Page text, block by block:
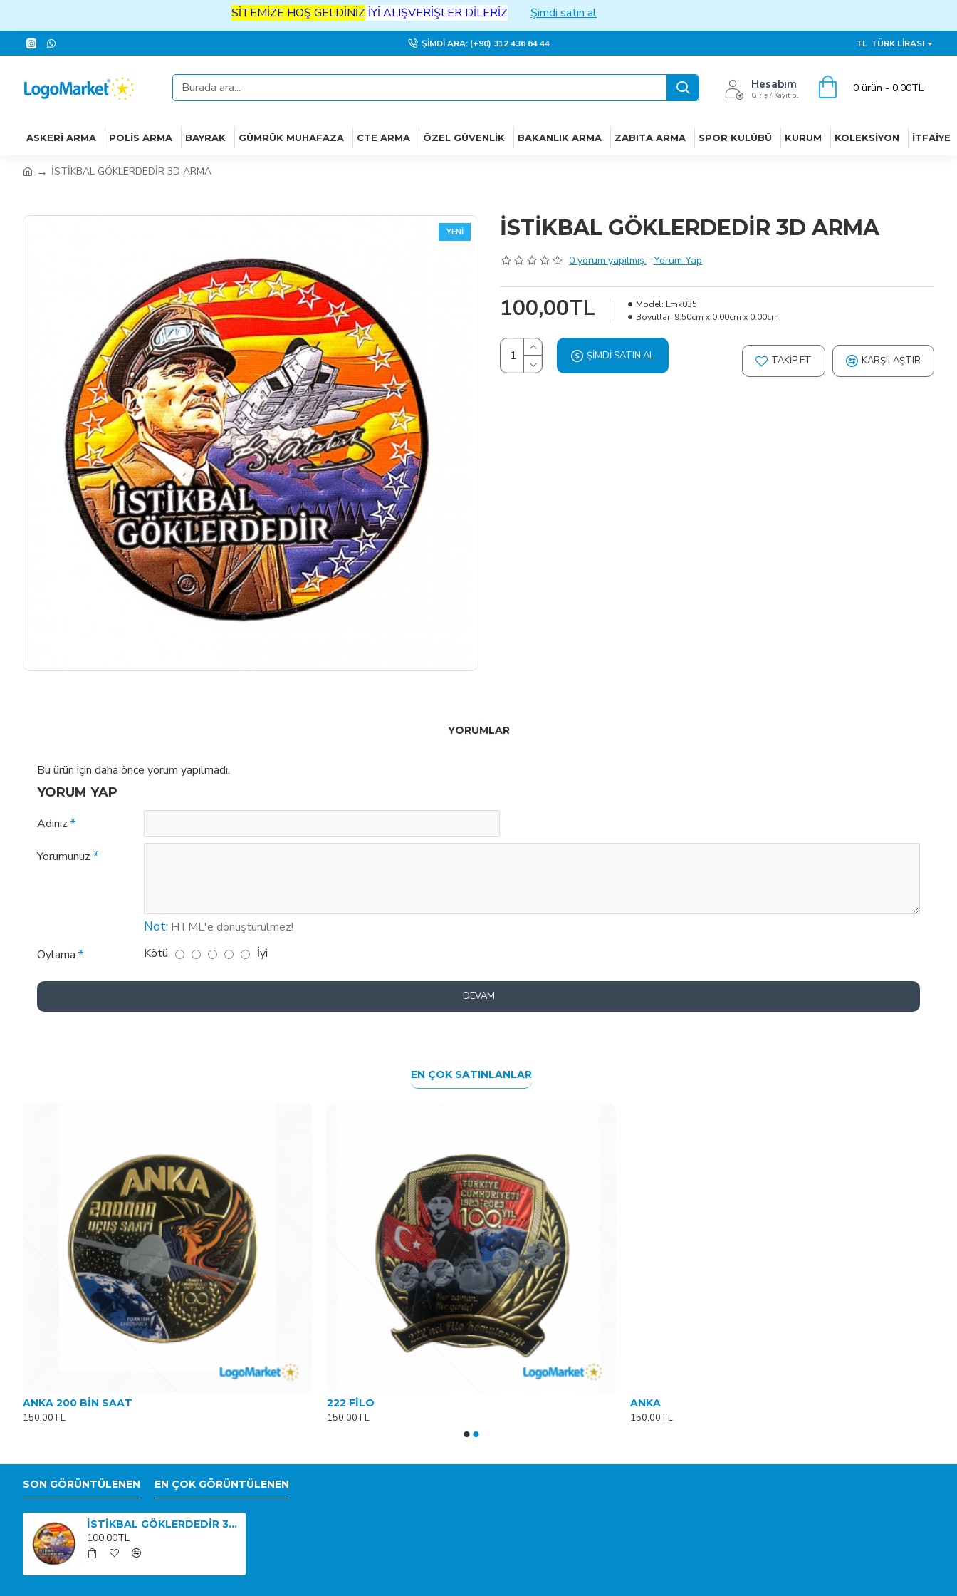
SİTEMİZEHOŞGELDİNİZİYİALIŞVERİŞLER DİLERİZ Şimdi satın al
ŞIMDI ARA: (+90) 312 436 64 44 TL TÜRK LIRASI
Hesabım
Giriş / Kayıt ol
0 ürün - 0,00TL
ASKERI ARMA POLIS ARMA BAYRAK GÜMRÜK MUHAFAZA CTE ARMA ÖZEL GÜVENLIK BAKANLIK ARMA ZABITA ARMA SPOR KULÜBÜ KURUM KOLEKSIYON İTFAIYE
İSTİKBAL GÖKLERDEDİR 3D ARMA
YENI İSTİKBAL GÖKLERDEDİR 3D ARMA
0 yorum yapılmış. -Yorum Yap
100,00TL Model: Lmk035
Boyutlar: 9.50cm x 0.00cm x 0.00cm
ŞIMDI SATIN AL TAKIP ET KARŞILAŞTIR
YORUMLAR
Bu ürün için daha önce yorum yapılmadı.
YORUM YAP
Adınız
Yorumunuz
Not: HTML'e dönüştürülmez!
Oylama
Kötü İyi
DEVAM
EN ÇOK SATINLANLAR
ANKA 200 BİN SAAT
150,00TL
222 FİLO
150,00TL
ANKA
150,00TL
SON GÖRÜNTÜLENEN EN ÇOK GÖRÜNTÜLENEN
İSTİKBAL GÖKLERDEDİR 3D ARMA
100,00TL